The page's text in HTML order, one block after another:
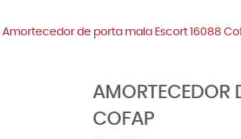
Amortecedor de porta mala Escort 16088
AMORTECEDOR
COFAP